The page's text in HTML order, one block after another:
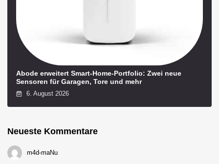
Abode erweitert Smart-Home-Portfolio: Zwei neue
Sensoren für Garagen, Tore und mehr
6. August 2026
Neueste Kommentare
m4d-maNu